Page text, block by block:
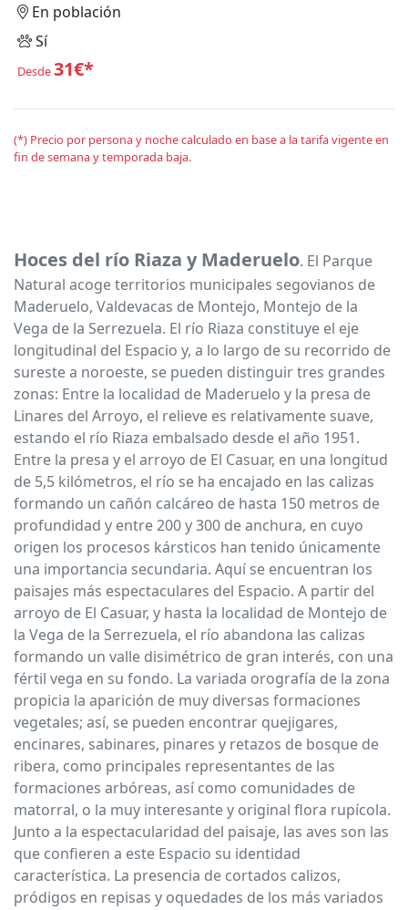
En población
Sí
Desde31€*
(*) Precio por persona y noche calculado en base a la tarifa vigente en
fin de semana y temporada baja.
Hoces del río Riaza y Maderuelo. El Parque
Natural acoge territorios municipales segovianos de
Maderuelo, Valdevacas de Montejo, Montejo de la
Vega de la Serrezuela. El río Riaza constituye el eje
longitudinal del Espacio y, a lo largo de su recorrido de
sureste a noroeste, se pueden distinguir tres grandes
zonas: Entre la localidad de Maderuelo y la presa de
Linares del Arroyo, el relieve es relativamente suave,
estando el río Riaza embalsado desde el año 1951.
Entre la presa y el arroyo de El Casuar, en una longitud
de 5,5 kilómetros, el río se ha encajado en las calizas
formando un cañón calcáreo de hasta 150 metros de
profundidad y entre 200 y 300 de anchura, en cuyo
origen los procesos kársticos han tenido únicamente
una importancia secundaria. Aquí se encuentran los
paisajes más espectaculares del Espacio. A partir del
arroyo de El Casuar, y hasta la localidad de Montejo de
la Vega de la Serrezuela, el río abandona las calizas
formando un valle disimétrico de gran interés, con una
fértil vega en su fondo. La variada orografía de la zona
propicia la aparición de muy diversas formaciones
vegetales; así, se pueden encontrar quejigares,
encinares, sabinares, pinares y retazos de bosque de
ribera, como principales representantes de las
formaciones arbóreas, así como comunidades de
matorral, o la muy interesante y original flora rupícola.
Junto a la espectacularidad del paisaje, las aves son las
que confieren a este Espacio su identidad
característica. La presencia de cortados calizos,
pródigos en repisas y oquedades de los más variados